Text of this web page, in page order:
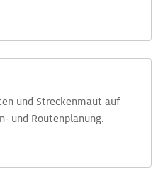
und Streckenmaut auf
und Routenplanung.